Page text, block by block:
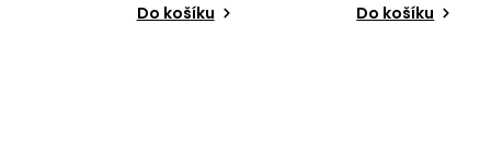
Do košíku Do košíku